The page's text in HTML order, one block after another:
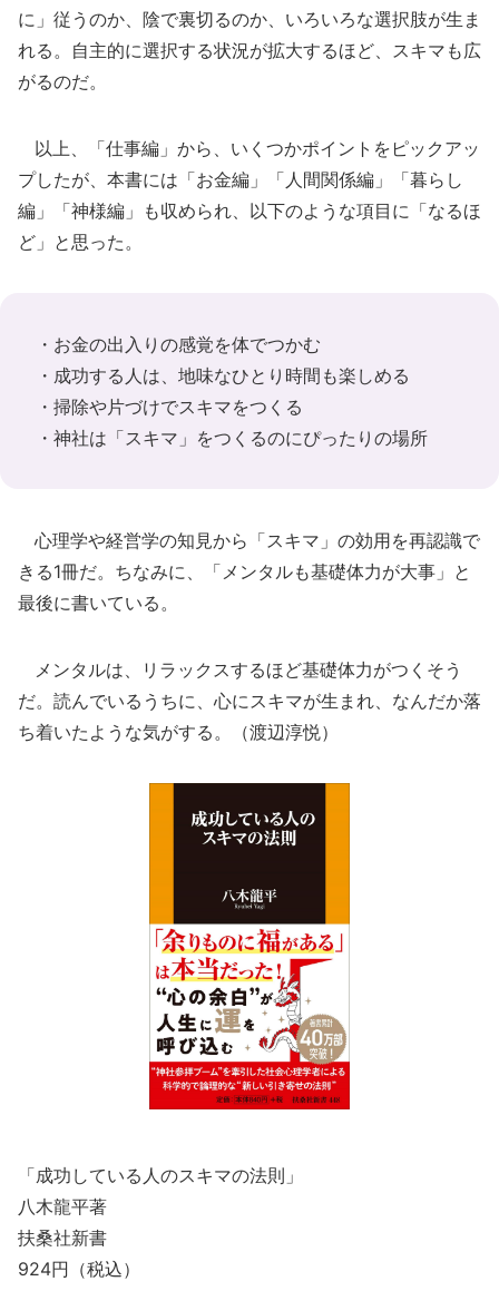
に」従うのか、陰で裏切るのか、いろいろな選択肢が生ま
れる。自主的に選択する状況が拡大するほど、スキマも広
がるのだ。
以上、「仕事編」から、いくつかポイントをピックアッ
プしたが、本書には「お金編」「人間関係編」「暮らし
編」「神様編」も収められ、以下のような項目に「なるほ
ど」と思った。
・お金の出入りの感覚を体でつかむ
・成功する人は、地味なひとり時間も楽しめる
・掃除や片づけでスキマをつくる
・神社は「スキマ」をつくるのにぴったりの場所
心理学や経営学の知見から「スキマ」の効用を再認識で
きる1冊だ。ちなみに、「メンタルも基礎体力が大事」と
最後に書いている。
メンタルは、リラックスするほど基礎体力がつくそう
だ。読んでいるうちに、心にスキマが生まれ、なんだか落
ち着いたような気がする。（渡辺淳悦）
「成功している人のスキマの法則」
八木龍平著
扶桑社新書
924円（税込）